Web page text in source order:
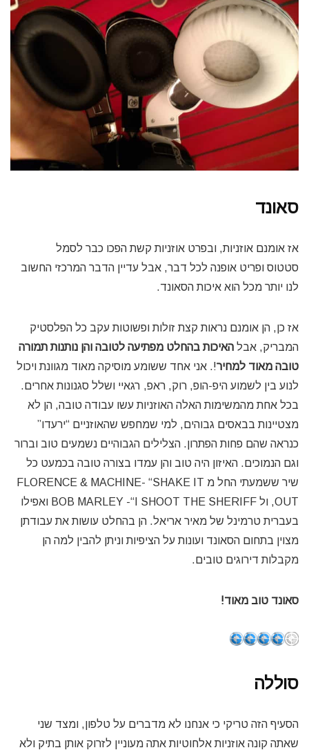
סאונד
אז אומנם אוזניות, ובפרט אוזניות קשת הפכו כבר לסמל
סטטוס ופריט אופנה לכל דבר, אבל עדיין הדבר המרכזי החשוב
לנו יותר מכל הוא איכות הסאונד.
אז כן, הן אומנם נראות קצת זולות ופשוטות עקב כל הפלסטיק
המבריק, אבל האיכות בהחלט מפתיעה לטובה והן נותנות תמורה
טובה מאוד למחיר!. אני אחד ששומע מוסיקה מאוד מגוונת ויכול
לנוע בין לשמוע היפ-הופ, רוק, ראפ, רגאיי ושלל סגנונות אחרים.
בכל אחת מהמשימות האלה האוזניות עשו עבודה טובה, הן לא
מצטיינות בבאסים גבוהים, למי שמחפש שהאוזניים “ירעדו”
כנראה שהם פחות הפתרון. הצלילים הגבוהיים נשמעים טוב וברור
וגם הנמוכים. האיזון היה טוב והן עמדו בצורה טובה בכמעט כל
שיר ששמעתי החל מ FLORENCE & MACHINE- “SHAKE IT
OUT, ול BOB MARLEY -“I SHOOT THE SHERIFF ואפילו
בעברית טרמינל של מאיר אריאל. הן בהחלט עושות את עבודתן
מצוין בתחום הסאונד ועונות על הציפיות וניתן להבין למה הן
מקבלות דירוגים טובים.
סאונד טוב מאוד!
סוללה
הסעיף הזה טריקי כי אנחנו לא מדברים על טלפון, ומצד שני
שאתה קונה אוזניות אלחוטיות אתה מעוניין לזרוק אותן בתיק ולא